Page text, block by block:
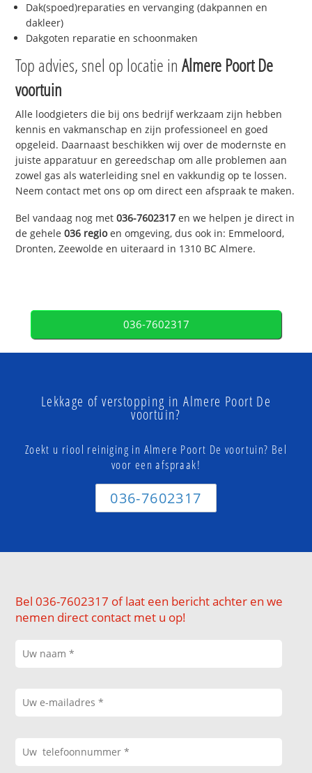
Dak(spoed)reparaties en vervanging (dakpannen en
dakleer)
Dakgoten reparatie en schoonmaken
Top advies, snel op locatie inAlmere Poort De
voortuin
Alle loodgieters die bij ons bedrijf werkzaam zijn hebben
kennis en vakmanschap en zijn professioneel en goed
opgeleid. Daarnaast beschikken wij over de modernste en
juiste apparatuur en gereedschap om alle problemen aan
zowel gas als waterleiding snel en vakkundig op te lossen.
Neem contact met ons op om direct een afspraak te maken.
Bel vandaag nog met036-7602317 en we helpen je direct in
de gehele036 regioen omgeving, dus ook in: Emmeloord,
Dronten, Zeewolde en uiteraard in 1310 BC Almere.
036-7602317
Lekkage of verstopping in Almere Poort De
voortuin?
Zoekt u riool reiniging in Almere Poort De voortuin? Bel
voor een afspraak!
036-7602317
Bel 036-7602317 of laat een bericht achter en we
nemen direct contact met u op!